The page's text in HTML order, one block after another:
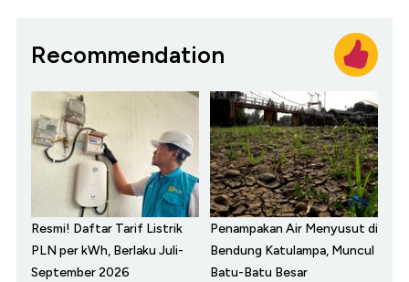
Recommendation
Resmi! Daftar Tarif Listrik
PLN per kWh, Berlaku Juli-
September 2026
Penampakan Air Menyusut di
Bendung Katulampa, Muncul
Batu-Batu Besar